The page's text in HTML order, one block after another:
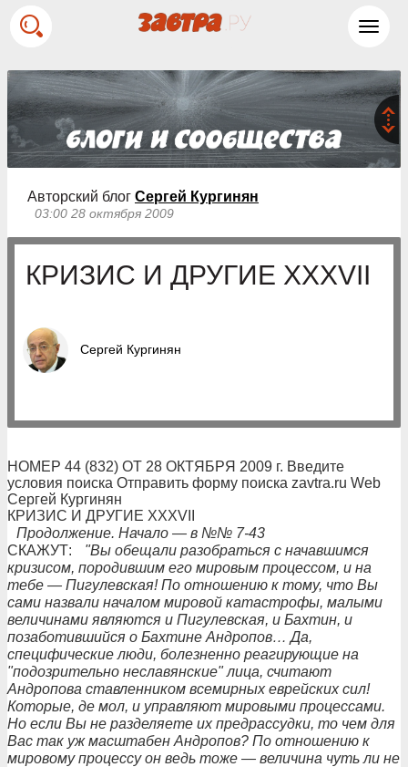
Авторский блог Сергей Кургинян
03:00 28 октября 2009
КРИЗИС И ДРУГИЕ XXXVII
Сергей Кургинян
НОМЕР 44 (832) ОТ 28 ОКТЯБРЯ 2009 г. Введите
условия поиска Отправить форму поиска zavtra.ru Web
Сергей Кургинян
КРИЗИС И ДРУГИЕ XXXVII
Продолжение. Начало — в №№ 7-43
СКАЖУТ:
"Вы обещали разобраться с начавшимся
кризисом, породившим его мировым процессом, и нa
тебе — Пигулевская! По отношению к тому, что Вы
сами назвали началом мировой катастрофы, малыми
величинами являются и Пигулевская, и Бахтин, и
позаботившийся о Бахтине Андропов… Да,
специфические люди, болезненно реагирующие на
"подозрительно неславянские" лица, считают
Андропова ставленником всемирных еврейских сил!
Которые, де мол, и управляют мировыми процессами.
Но если Вы не разделяете их предрассудки, то чем для
Вас так уж масштабен Андропов? По отношению к
мировому процессу он ведь тоже — величина чуть ли не